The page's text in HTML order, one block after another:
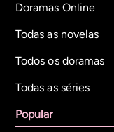
Doramas Online
Todas as novelas
Todos os doramas
Todas as séries
Popular